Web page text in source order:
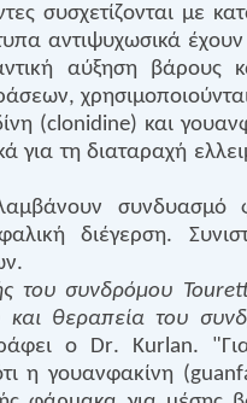
συσχετίζονται με
αντιψυχωσικά έχουν
αύξηση βάρους
(clonidine) και
για τη διαταραχή
συνδυασμό
διέγερση.
του συνδρόμου
και θεραπεία του
ο Dr. Kurlan.
η γουανφακίνη (